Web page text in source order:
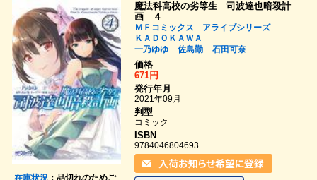
在庫状況：品切れのためご
魔法科高校の劣等生 司波達也暗殺計
画 ４
ＭＦコミックス アライブシリーズ
ＫＡＤＯＫＡＷＡ
一乃ゆゆ
佐島勤
石田可奈
価格
671円
発行年月
2021年09月
判型
コミック
ISBN
9784046804693